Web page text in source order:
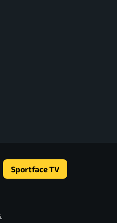
Sportface TV